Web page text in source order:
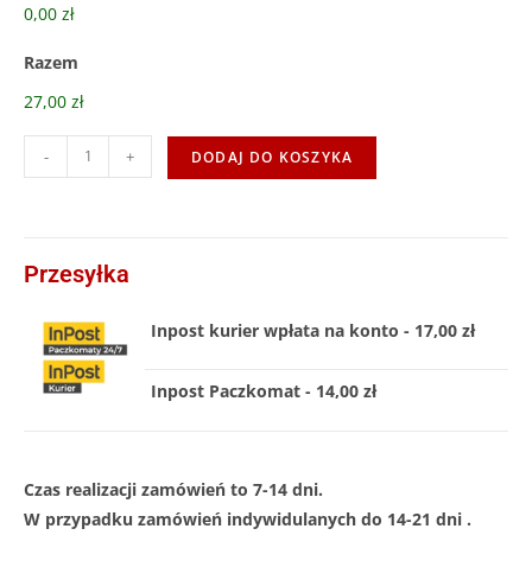
0,00 zł
Razem
27,00 zł
- + DODAJ DO KOSZYKA
Przesyłka
Inpost kurier wpłata na konto - 17,00 zł
Inpost Paczkomat - 14,00 zł
Czas realizacji zamówień to 7-14 dni.
W przypadku zamówień indywidulanych do 14-21 dni .